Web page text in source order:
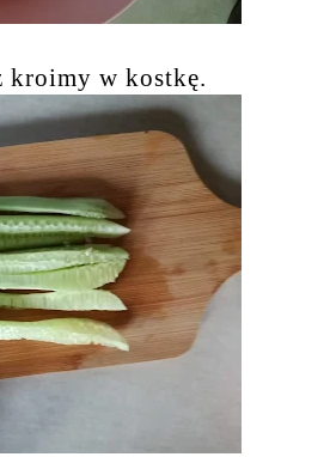
kroimy w kostkę.